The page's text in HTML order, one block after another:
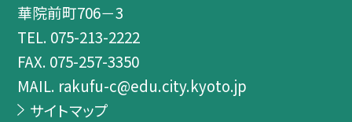
華院前町706－3
TEL. 075-213-2222
FAX. 075-257-3350
MAIL. rakufu-c@edu.city.kyoto.jp
サイトマップ